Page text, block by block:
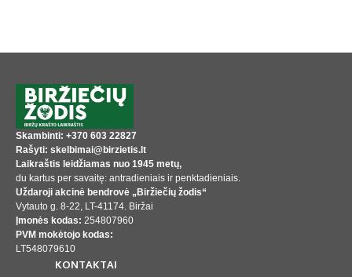
Skambinti: +370 603 22827
Rašyti: skelbimai@birzietis.lt
Laikraštis leidžiamas nuo 1945 metų,
du kartus per savaitę: antradieniais ir penktadieniais.
Uždaroji akcinė bendrovė „Biržiečių žodis“
Vytauto g. 8-22, LT-41174. Biržai
Įmonės kodas: 254807960
PVM mokėtojo kodas:
LT548079610
KONTAKTAI